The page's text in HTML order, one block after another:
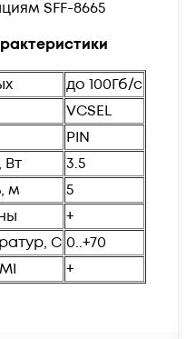
SFF-8665
до 100Гб/с
VCSEL
PIN
3.5
м
5
+
C 0..+70
+